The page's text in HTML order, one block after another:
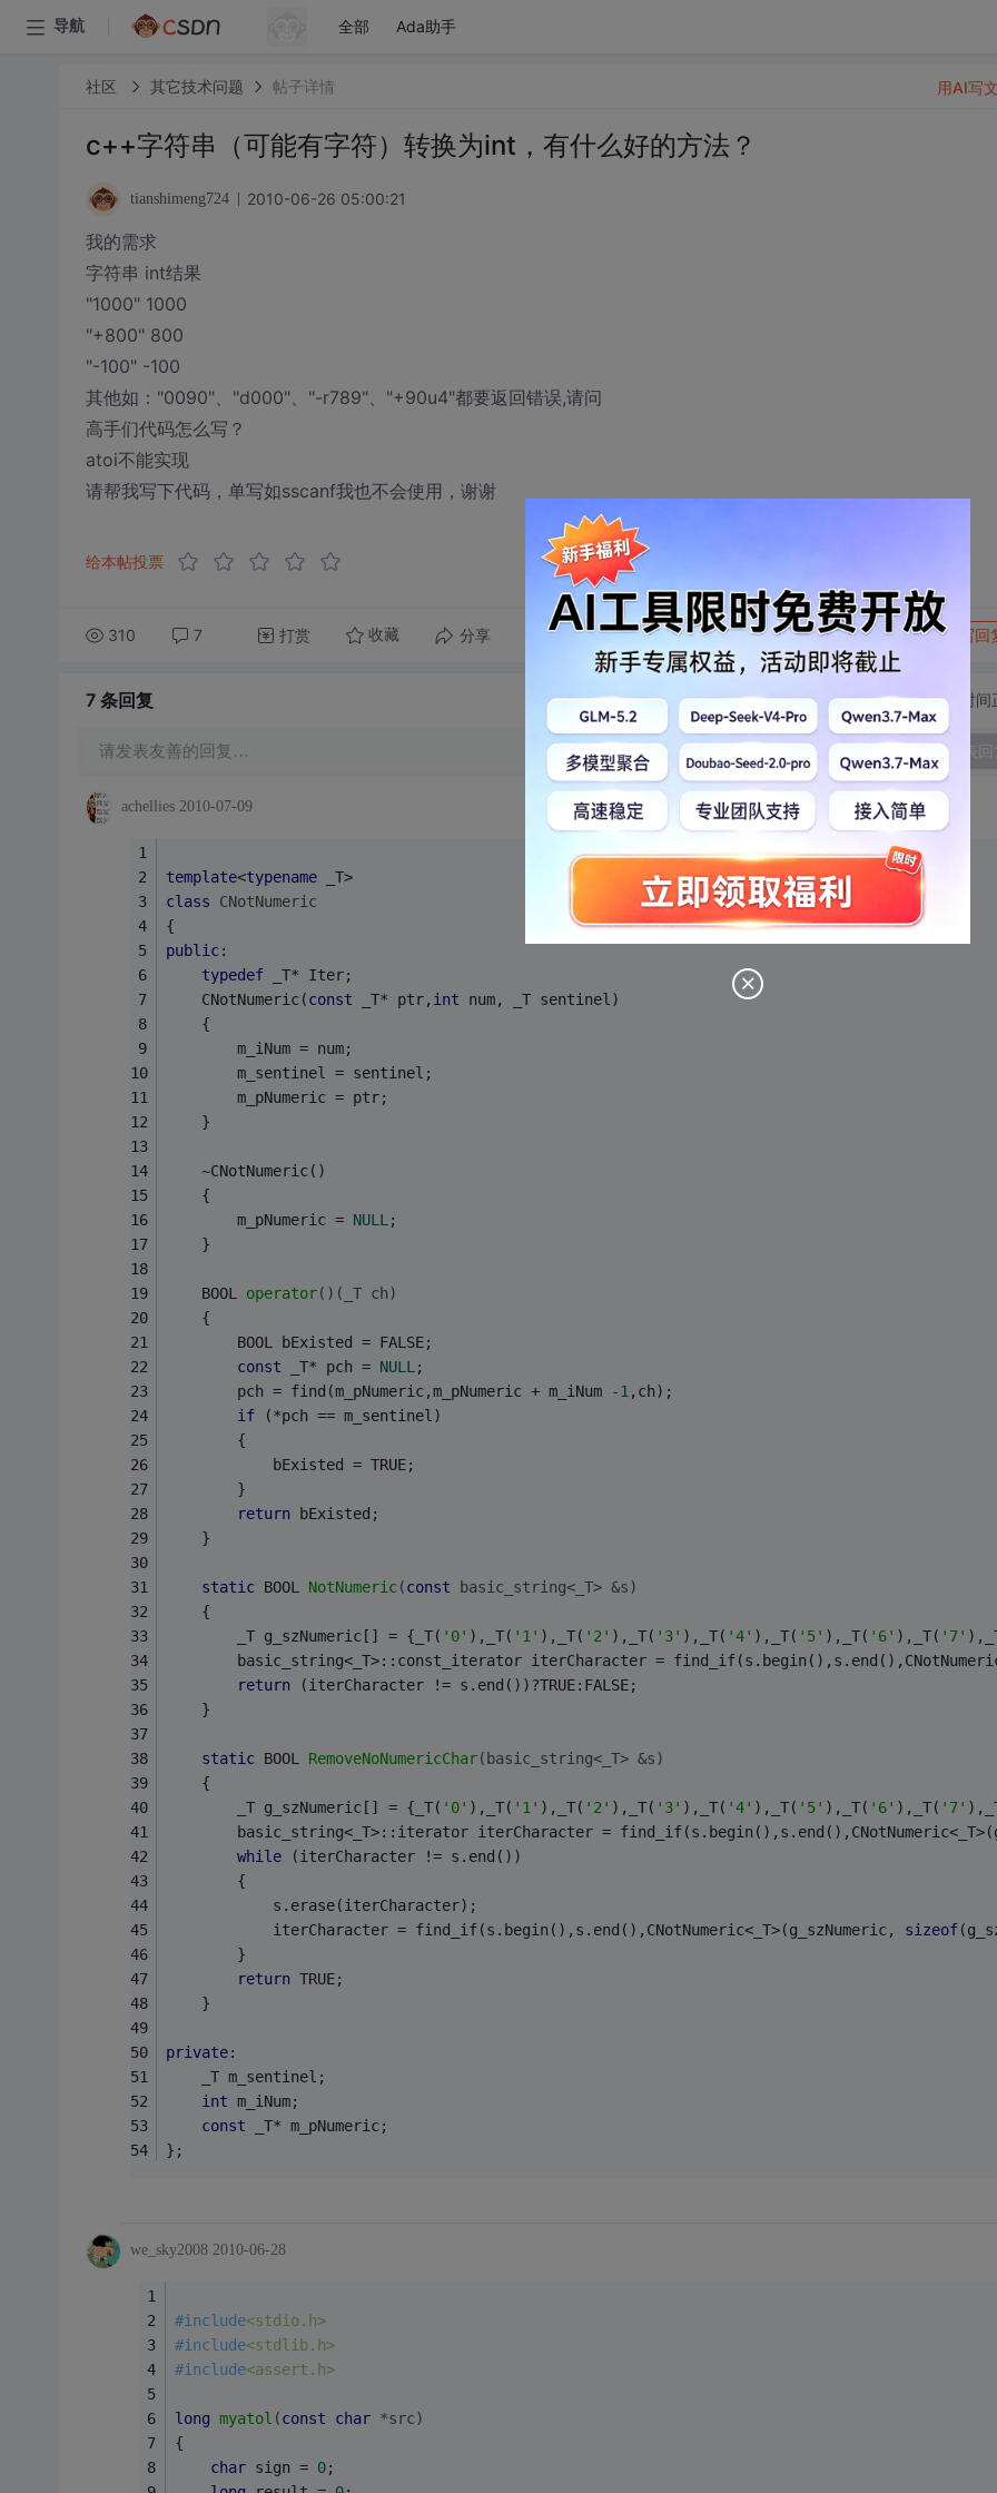
导航 全部 Ada助手
社区 其它技术问题 帖子详情
c++字符串（可能有字符）转换为int，有什么好的方法？
tianshimeng724 2010-06-26 05:00:21
我的需求
字符串 int结果
"1000" 1000
"+800" 800
"-100" -100
其他如："0090"、"d000"、"-r789"、"+90u4"都要返回错误,请问
高手们代码怎么写？
atoi不能实现
请帮我写下代码，单写如sscanf我也不会使用，谢谢
给本帖投票
310 7 打赏 收藏 分享 转发到动态 举报 写回
用AI写
7 条回复 切换为时间
请发表友善的回复… 发表回
achellies 2010-07-09
template<typename _T>
class
CNotNumeric
{
public:
typedef _T* Iter;
	CNotNumeric(
const _T* ptr, int num, _T sentinel)
	{
		m_iNum = num;
		m_sentinel = sentinel;
		m_pNumeric = ptr;
	}
	~CNotNumeric()
	{
		m_pNumeric =
NULL ;
	}
BOOL operator() (_T ch)
	{
		BOOL bExisted = FALSE;
const _T* pch = NULL ;
		pch = find(m_pNumeric,m_pNumeric + m_iNum
-1 ,ch);
if (*pch == m_sentinel)
		{
			bExisted = TRUE;
		}
return bExisted;
	}
static BOOL NotNumeric(const basic_string<_T> &s)
	{
		_T g_szNumeric[] = {_T(
'0' ),_T( '1' ),_T( '2' ),_T( '3' ),_T( '4' ),_T( '5' ),_T( '6' ),_T( '7'
basic_string<_T>::const_iterator iterCharacter =
return (iterCharacter != s.end())?TRUE:FALSE;
	}
static BOOL RemoveNoNumericChar(basic_string<_T> &s)
	{
		_T g_szNumeric[] = {_T(
'0' ),_T( '1' ),_T( '2' ),_T( '3' ),_T( '4' ),_T( '5' ),_T( '6' ),_T( '7'
basic_string<_T>::iterator iterCharacter =
while (iterCharacter != s.end())
		{
			s.erase(iterCharacter);
			iterCharacter = find_if(s.begin(),s.end(),CNotNumeric<_T>(g_szNumeric,
sizeof
		}
return TRUE;
	}
private:
	_T m_sentinel;
int m_iNum;
const _T* m_pNumeric;
};
we_sky2008 2010-06-28
#include<stdio.h>
#include<stdlib.h>
#include<assert.h>
long myatol (const char *src)
{
char sign = 0;